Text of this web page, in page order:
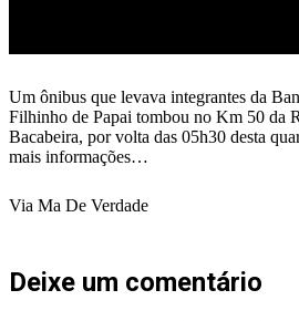
Um ônibus que levava integrantes da
Filhinho de Papai tombou no Km 50 da
Bacabeira, por volta das 05h30 desta
mais informações…
Via Ma De Verdade
Deixe um comentário